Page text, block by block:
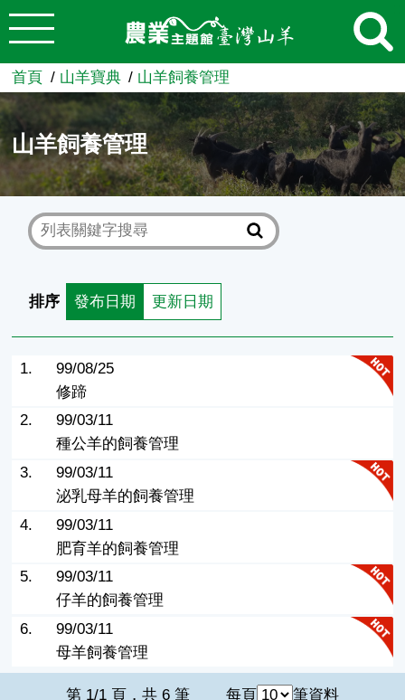
跳到主要內容
農業知識入口網
首頁 山羊寶典 山羊飼養管理
山羊飼養管理
排序 發布日期 更新日期
1.
99/08/25
修蹄
2.
99/03/11
種公羊的飼養管理
3.
99/03/11
泌乳母羊的飼養管理
4.
99/03/11
肥育羊的飼養管理
5.
99/03/11
仔羊的飼養管理
6.
99/03/11
母羊飼養管理
第 1/1 頁，共 6 筆 每頁 筆資料